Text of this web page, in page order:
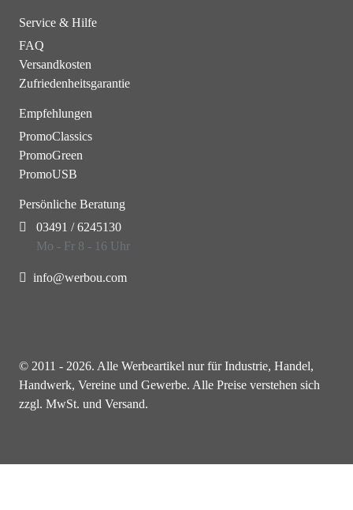
Service & Hilfe
FAQ
Versandkosten
Zufriedenheitsgarantie
Empfehlungen
PromoClassics
PromoGreen
PromoUSB
Persönliche Beratung
03491 / 6245130
Mo - Fr 8 - 16 Uhr
info@werbou.com
© 2011 - 2026. Alle Werbeartikel nur für Industrie, Handel,
Handwerk, Vereine und Gewerbe. Alle Preise verstehen sich
zzgl. MwSt. und Versand.